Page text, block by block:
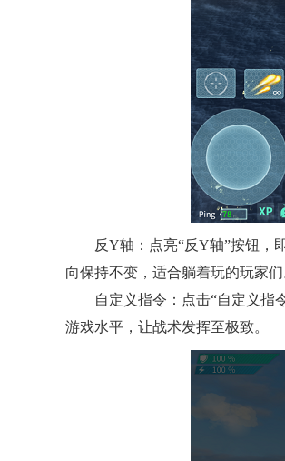
反Y轴：点亮“反Y轴”按钮，
向保持不变，适合躺着玩的玩家们
自定义指令：点击“自定义指
游戏水平，让战术发挥至极致。